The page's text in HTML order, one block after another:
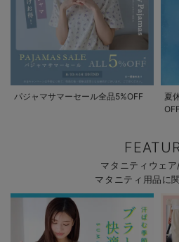
パジャマサマーセール全品5%OFF
夏
OFF
マタニティウェ
マタニティ用品に